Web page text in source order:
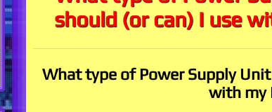
should (or can) I use
What type of Power Supply
with my